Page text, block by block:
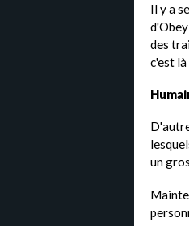
Il y a
des
c'est
un